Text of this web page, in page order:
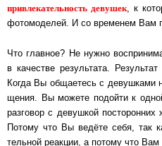
прив­ле­ка­тель­ность де­ву­шек , к
фо­то­мо­де­лей. И со вре­ме­нем Вам
Что главное? Не нужно
в ка­чест­ве ре­зуль­та­та.
Когда Вы об­ща­е­тесь с де­вуш­ка­ми
ще­ния. Вы мо­же­те по­дой­ти к
раз­го­вор с де­вуш­кой
По­то­му что Вы ве­дё­те себя, так
тель­ной ре­ак­ции, а по­то­му что Вам